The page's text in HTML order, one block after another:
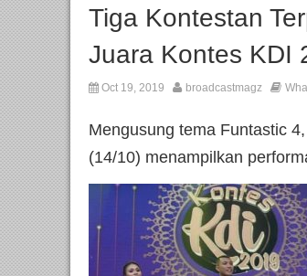
Tiga Kontestan
Juara Kontes KDI
Oct 19, 2019 broadcastmagz
Mengusung tema Funtastic
(14/10) menampilkan